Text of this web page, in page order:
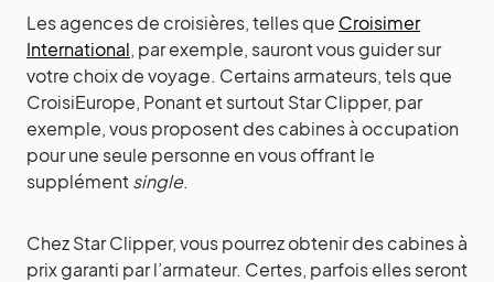
Les agences de croisières, telles que Croisimer
International, par exemple, sauront vous guider sur
votre choix de voyage. Certains armateurs, tels que
CroisiEurope, Ponant et surtout Star Clipper, par
exemple, vous proposent des cabines à occupation
pour une seule personne en vous offrant le
supplémentsingle.
Chez Star Clipper, vous pourrez obtenir des cabines à
prix garanti par l’armateur. Certes, parfois elles seront